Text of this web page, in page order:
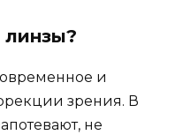
линзы?
и
зрения. В
не